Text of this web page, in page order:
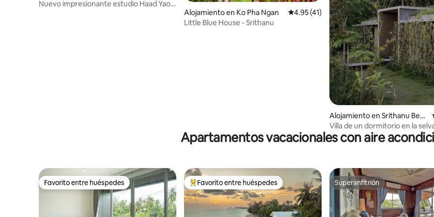
Nuevo impresionante estudio Haad Yao
Alojamiento en Ko Pha Ngan Calificación promedio: 4.95 de 5, 41 reseñas
4.95 (41)
Little Blue House - Srithanu
Alojamiento en Srithanu Beac
h
Villa de un dormitorio en la
Phangan
Apartamentos vacacionales con aire
Favorito entre huéspedes
Favorito entre huéspedes Favorito entre huéspedes preferido
Favorito entre huéspedes Superanfitrión
Superanfitrión